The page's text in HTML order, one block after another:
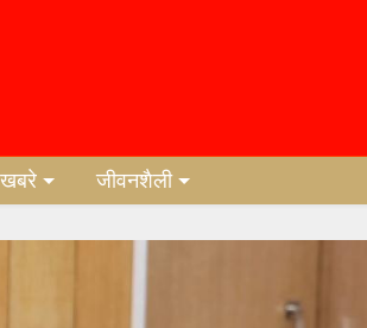
खबरे जीवनशैली